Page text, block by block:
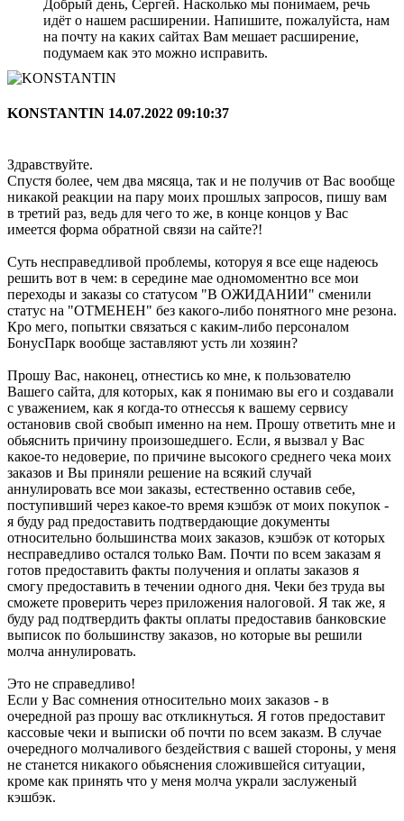
Добрый день, Сергей. Насколько мы понимаем, речь
идёт о нашем расширении. Напишите, пожалуйста, нам
на почту на каких сайтах Вам мешает расширение,
подумаем как это можно исправить.
KONSTANTIN 14.07.2022 09:10:37
Здравствуйте.
Спустя более, чем два мясяца, так и не получив от Вас вообще
никакой реакции на пару моих прошлых запросов, пишу вам
в третий раз, ведь для чего то же, в конце концов у Вас
имеется форма обратной связи на сайте?!
Суть несправедливой проблемы, которуя я все еще надеюсь
решить вот в чем: в середине мае одномоментно все мои
переходы и заказы со статусом "В ОЖИДАНИИ" сменили
статус на "ОТМЕНЕН" без какого-либо понятного мне резона.
Кро мего, попытки связаться с каким-либо персоналом
БонусПарк вообще заставляют усть ли хозяин?
Прошу Вас, наконец, отнестись ко мне, к пользователю
Вашего сайта, для которых, как я понимаю вы его и создавали
с уважением, как я когда-то отнессья к вашему сервису
остановив свой свобып именно на нем. Прошу ответить мне и
обьяснить причину произошедшего. Если, я вызвал у Вас
какое-то недоверие, по причине высокого среднего чека моих
заказов и Вы приняли решение на всякий случай
аннулировать все мои заказы, естественно оставив себе,
поступивший через какое-то время кэшбэк от моих покупок -
я буду рад предоставить подтвердающие документы
относительно большинства моих заказов, кэшбэк от которых
несправедливо остался только Вам. Почти по всем заказам я
готов предоставить факты получения и оплаты заказов я
смогу предоставить в течении одного дня. Чеки без труда вы
сможете проверить через приложения налоговой. Я так же, я
буду рад подтвердить факты оплаты предоставив банковские
выписок по большинству заказов, но которые вы решили
молча аннулировать.
Это не справедливо!
Если у Вас сомнения относительно моих заказов - в
очередной раз прошу вас откликнуться. Я готов предоставит
кассовые чеки и выписки об почти по всем заказм. В случае
очередного молчаливого бездействия с вашей стороны, у меня
не станется никакого обьяснения сложившейся ситуации,
кроме как принять что у меня молча украли заслуженый
кэшбэк.